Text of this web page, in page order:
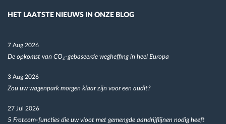
HET LAATSTE NIEUWS IN ONZE BLOG
7 Aug 2026
De opkomst van CO₂-gebaseerde wegheffing in heel Europa
3 Aug 2026
Zou uw wagenpark morgen klaar zijn voor een audit?
27 Jul 2026
5 Frotcom-functies die uw vloot met gemengde aandrijflijnen nodig heeft